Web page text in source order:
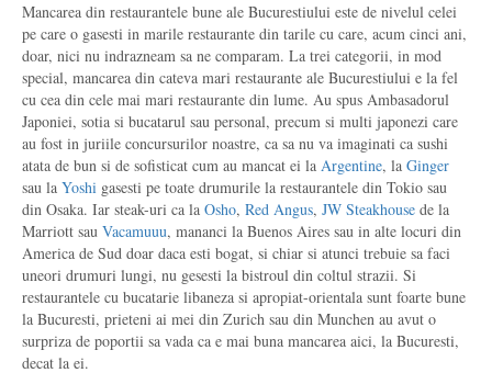
Mancarea din restaurantele bune ale Bucurestiului este de nivelul celei
pe care o gasesti in marile restaurante din tarile cu care, acum cinci ani,
doar, nici nu indrazneam sa ne comparam. La trei categorii, in mod
special, mancarea din cateva mari restaurante ale Bucurestiului e la fel
cu cea din cele mai mari restaurante din lume. Au spus Ambasadorul
Japoniei, sotia si bucatarul sau personal, precum si multi japonezi care
au fost in juriile concursurilor noastre, ca sa nu va imaginati ca sushi
atata de bun si de sofisticat cum au mancat ei la Argentine, la Ginger
sau la Yoshi gasesti pe toate drumurile la restaurantele din Tokio sau
din Osaka. Iar steak-uri ca la Osho, Red Angus, JW Steakhouse de la
Marriott sau Vacamuuu, mananci la Buenos Aires sau in alte locuri din
America de Sud doar daca esti bogat, si chiar si atunci trebuie sa faci
uneori drumuri lungi, nu gesesti la bistroul din coltul strazii. Si
restaurantele cu bucatarie libaneza si apropiat-orientala sunt foarte bune
la Bucuresti, prieteni ai mei din Zurich sau din Munchen au avut o
surpriza de poportii sa vada ca e mai buna mancarea aici, la Bucuresti,
decat la ei.